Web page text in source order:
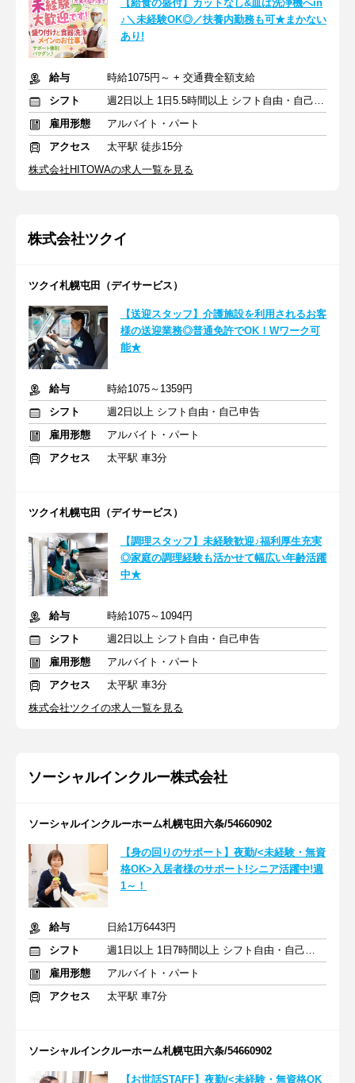
【給食の盛付】カットなし&皿は洗浄機へin
♪＼未経験OK◎／扶養内勤務も可★まかない
あり!
給与
時給1075円～ + 交通費全額支給
シフト
週2日以上 1日5.5時間以上 シフト自由・自己申告
雇用形態
アルバイト・パート
アクセス
太平駅 徒歩15分
株式会社HITOWAの求人一覧を見る
株式会社ツクイ
ツクイ札幌屯田（デイサービス）
【送迎スタッフ】介護施設を利用されるお客
様の送迎業務◎普通免許でOK！Wワーク可
能★
給与
時給1075～1359円
シフト
週2日以上 シフト自由・自己申告
雇用形態
アルバイト・パート
アクセス
太平駅 車3分
ツクイ札幌屯田（デイサービス）
【調理スタッフ】未経験歓迎♪福利厚生充実
◎家庭の調理経験も活かせて幅広い年齢活躍
中★
給与
時給1075～1094円
シフト
週2日以上 シフト自由・自己申告
雇用形態
アルバイト・パート
アクセス
太平駅 車3分
株式会社ツクイの求人一覧を見る
ソーシャルインクルー株式会社
ソーシャルインクルーホーム札幌屯田六条/54660902
【身の回りのサポート】夜勤/<未経験・無資
格OK>入居者様のサポート!シニア活躍中!週
1～！
給与
日給1万6443円
シフト
週1日以上 1日7時間以上 シフト自由・自己申告
雇用形態
アルバイト・パート
アクセス
太平駅 車7分
ソーシャルインクルーホーム札幌屯田六条/54660902
【お世話STAFF】夜勤/<未経験・無資格OK